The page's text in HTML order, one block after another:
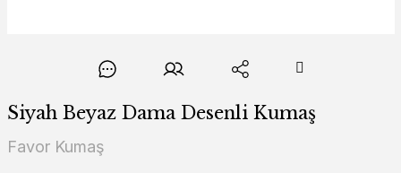
Siyah Beyaz Dama Desenli Kumaş
Favor Kumaş